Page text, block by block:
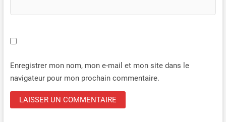
Enregistrer mon nom, mon e-mail et mon site dans le
navigateur pour mon prochain commentaire.